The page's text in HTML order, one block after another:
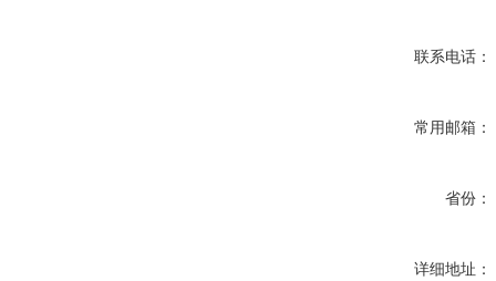
联系电话：
常用邮箱：
省份：
详细地址：